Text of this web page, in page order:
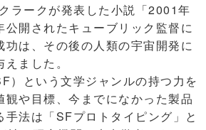
ラークが発表した小説「2001年
公開されたキューブリック監督に
功は、その後の人類の宇宙開発に
ました。
）という文学ジャンルの持つ力を
観や目標、今までになかった製品
法は「SFプロトタイピング」と